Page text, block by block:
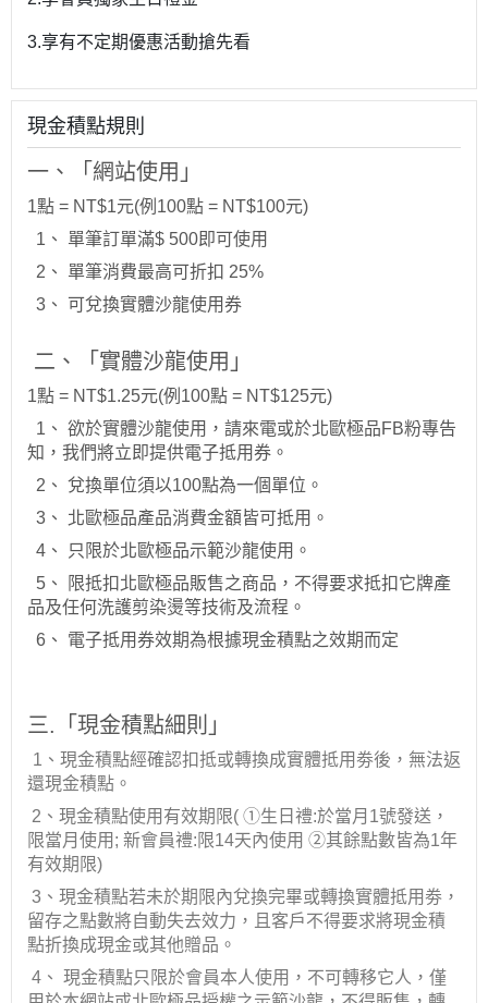
3.享有不定期優惠活動搶先看
現金積點規則
一、「網站使用」
1點 = NT$1元(例100點 = NT$100元)
1、 單筆訂單滿$ 500即可使用
2、 單筆消費最高可折扣 25%
3、 可兌換實體沙龍使用券
二、「實體沙龍使用」
1點 = NT$1.25元(例100點 = NT$125元)
1、 欲於實體沙龍使用，請來電或於北歐極品FB粉專告
知，我們將立即提供電子抵用券。
2、 兌換單位須以100點為一個單位。
3、 北歐極品產品消費金額皆可抵用。
4、 只限於北歐極品示範沙龍使用。
5、 限抵扣北歐極品販售之商品，不得要求抵扣它牌產
品及任何洗護剪染燙等技術及流程。
6、 電子抵用券效期為根據現金積點之效期而定
三.「現金積點細則」
1 、現金積點經確認扣抵或轉換成實體抵用劵後，無法返
還現金積點。
2 、現金積點使用有效期限( ①生日禮:於當月 1號發送，
限當月使用; 新會員禮:限14天內使用 ②其餘點數皆為1年
有效期限)
3 、現金積點若未於期限內兌換完畢或轉換實體抵用劵，
留存之點數將自動失去效力，且客戶不得要求將現金積
點折換成現金或其他贈品。
4 、 現金積點只限於會員本人使用，不可轉移它人，僅